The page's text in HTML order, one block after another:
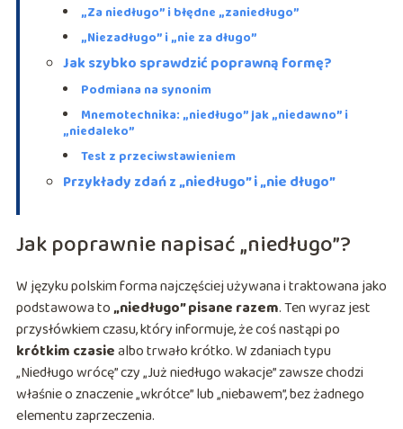
„Za niedługo” i błędne „zaniedługo”
„Niezadługo” i „nie za długo”
Jak szybko sprawdzić poprawną formę?
Podmiana na synonim
Mnemotechnika: „niedługo” jak „niedawno” i
„niedaleko”
Test z przeciwstawieniem
Przykłady zdań z „niedługo” i „nie długo”
Jak poprawnie napisać „niedługo”?
W języku polskim forma najczęściej używana i traktowana jako
podstawowa to„niedługo” pisane razem. Ten wyraz jest
przysłówkiem czasu, który informuje, że coś nastąpi po
krótkim czasiealbo trwało krótko. W zdaniach typu
„Niedługo wrócę” czy „Już niedługo wakacje” zawsze chodzi
właśnie o znaczenie „wkrótce” lub „niebawem”, bez żadnego
elementu zaprzeczenia.